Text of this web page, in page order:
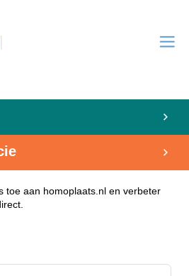
toe aan homoplaats.nl en verbeter